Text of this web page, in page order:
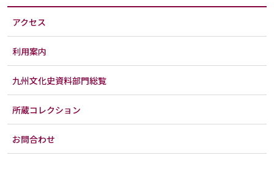
アクセス
利用案内
九州文化史資料部門総覧
所蔵コレクション
お問合わせ